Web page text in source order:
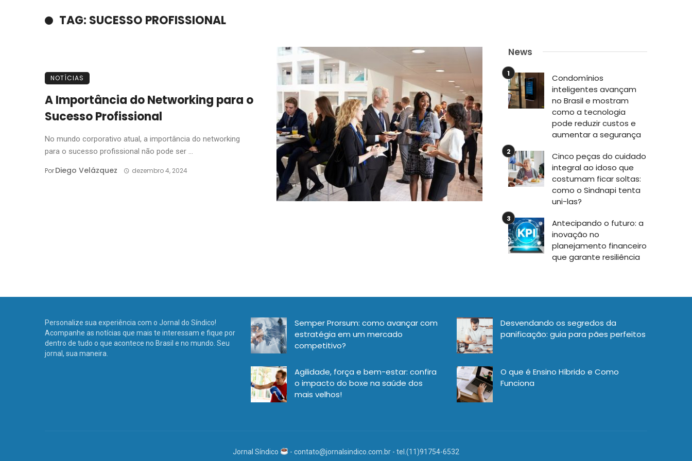
TAG: SUCESSO PROFISSIONAL
NOTÍCIAS
A Importância do Networking para o
Sucesso Profissional
No mundo corporativo atual, a importância do networking
para o sucesso profissional não pode ser ...
PorDiego Velázquez dezembro 4, 2024
News
Condomínios
inteligentes avançam
no Brasil e mostram
como a tecnologia
pode reduzir custos e
aumentar a segurança
Cinco peças do cuidado
integral ao idoso que
costumam ficar soltas:
como o Sindnapi tenta
uni-las?
Antecipando o futuro: a
inovação no
planejamento financeiro
que garante resiliência
Personalize sua experiência com o Jornal do Síndico!
Acompanhe as notícias que mais te interessam e fique por
dentro de tudo o que acontece no Brasil e no mundo. Seu
jornal, sua maneira.
Semper Prorsum: como avançar com
estratégia em um mercado
competitivo?
Agilidade, força e bem-estar: confira
o impacto do boxe na saúde dos
mais velhos!
Desvendando os segredos da
panificação: guia para pães perfeitos
O que é Ensino Híbrido e Como
Funciona
Jornal Síndico - contato@jornalsindico.com.br- tel.(11)91754-6532